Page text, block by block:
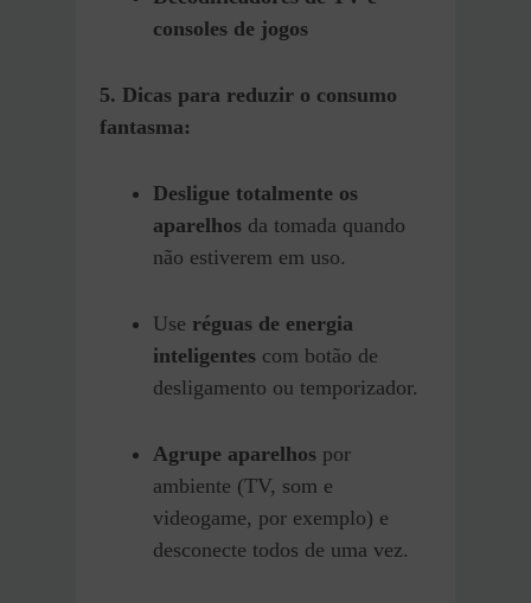
consoles de jogos
5. Dicas para reduzir o consumo
fantasma:
Desligue totalmente os
aparelhos da tomada quando
não estiverem em uso.
Use réguas de energia
inteligentes com botão de
desligamento ou temporizador.
Agrupe aparelhos por
ambiente (TV, som e
videogame, por exemplo) e
desconecte todos de uma vez.